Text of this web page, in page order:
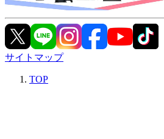
サイトマップ
TOP